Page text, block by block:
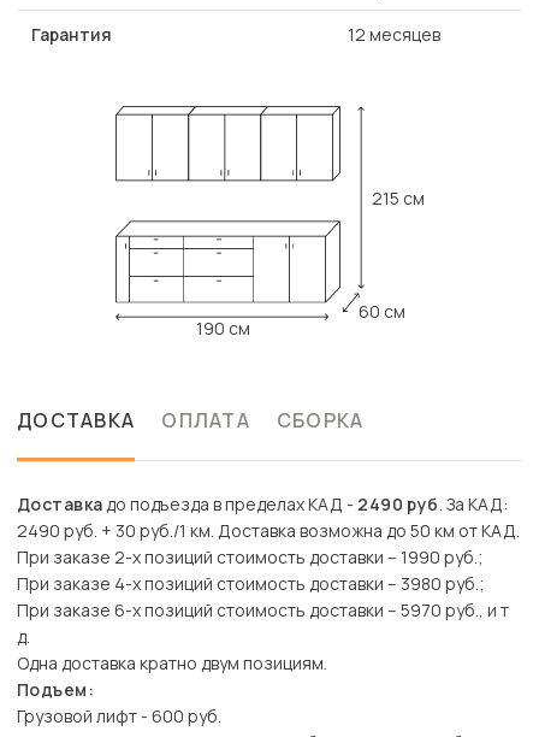
Гарантия 12 месяцев
190 см
215 см
60 см
ДОСТАВКА ОПЛАТА СБОРКА
Доставкадо подъезда в пределах КАД - 2490 руб. За КАД:
2490 руб. + 30 руб./1 км. Доставка возможна до 50 км от КАД.
При заказе 2-х позиций стоимость доставки – 1990 руб.;
При заказе 4-х позиций стоимость доставки – 3980 руб.;
При заказе 6-х позиций стоимость доставки – 5970 руб., и т
д.
Одна доставка кратно двум позициям.
Подъем:
Грузовой лифт - 600 руб.